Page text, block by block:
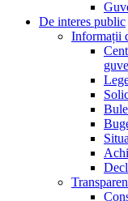
De interes public
Informații